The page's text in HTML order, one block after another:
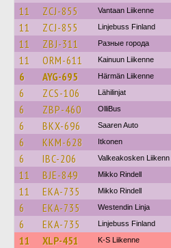
11
ZCJ-855 Vantaan Liikenne
11 ZCJ-855 Linjebuss Finland
11 ZBJ-311 Разные города
11 ORM-611 Kainuun Liikenne
6 AYG-695 Härmän Liikenne
6 ZCS-106 Lähilinjat
6 ZBP-460 OlliBus
6 BKX-696 Saaren Auto
6 KKM-628 Itkonen
6 IBC-206 Valkeakosken Liikenn
11 BJE-849 Mikko Rindell
11 EKA-735 Mikko Rindell
6 EKA-735 Westendin Linja
6 EKA-735 Linjebuss Finland
11 XLP-451 K-S Liikenne